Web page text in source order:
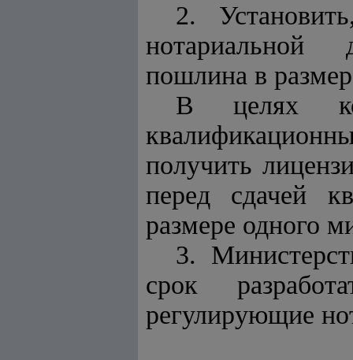
2.
нотариальной
пошлина в
В целях
получить
перед сдачей
размере одного
3.
срок
регулирующие